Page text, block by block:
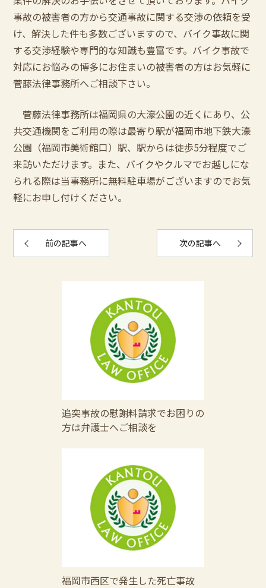
事故の被害者の方から交通事故に関する交渉の依頼を受
け、解決した件も多数ございますので、バイク事故に関
する交渉経験や専門的な知識も豊富です。バイク事故で
対応にお悩みの博多にお住まいの被害者の方はお気軽に
菅藤法律事務所へご相談下さい。
菅藤法律事務所は福岡県の大濠公園の近くにあり、公
共交通機関をご利用の際は最寄り駅が福岡市地下鉄大濠
公園（福岡市美術館口）駅、駅からは徒歩5分程度でご
来訪いただけます。また、バイクやクルマでお越しにな
られる際は当事務所に無料駐車場がございますのでお気
軽にお申し付けください。
前の記事へ 次の記事へ
追突事故の慰謝料請求でお困りの
方は弁護士へご相談を
福岡市西区で発生した死亡事故